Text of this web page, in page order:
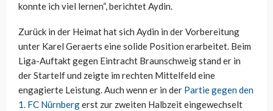
konnte ich viel lernen“, berichtet Aydin.
Zurück in der Heimat hat sich Aydin in der Vorbereitung
unter Karel Geraerts eine solide Position erarbeitet. Beim
Liga-Auftakt gegen Eintracht Braunschweig stand er in
der Startelf und zeigte im rechten Mittelfeld eine
engagierte Leistung. Auch wenn er in der Partie gegen den
1. FC Nürnbergerst zur zweiten Halbzeit eingewechselt